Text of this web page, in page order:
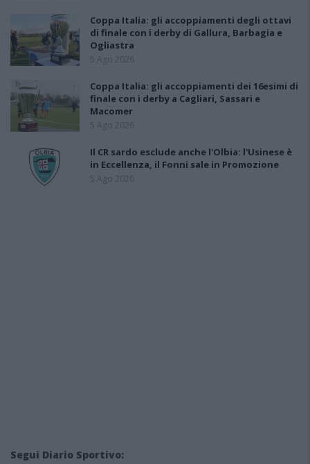
Coppa Italia: gli accoppiamenti degli ottavi
di finale con i derby di Gallura, Barbagia e
Ogliastra
5 Ago 2026
Coppa Italia: gli accoppiamenti dei 16esimi di
finale con i derby a Cagliari, Sassari e
Macomer
5 Ago 2026
Il CR sardo esclude anche l'Olbia: l'Usinese è
in Eccellenza, il Fonni sale in Promozione
5 Ago 2026
Segui Diario Sportivo: